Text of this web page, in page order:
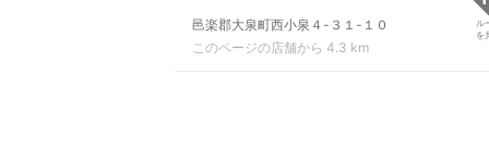
邑楽郡大泉町西小泉４-３１-１０
このページの店舗から 4.3 km
ル
を